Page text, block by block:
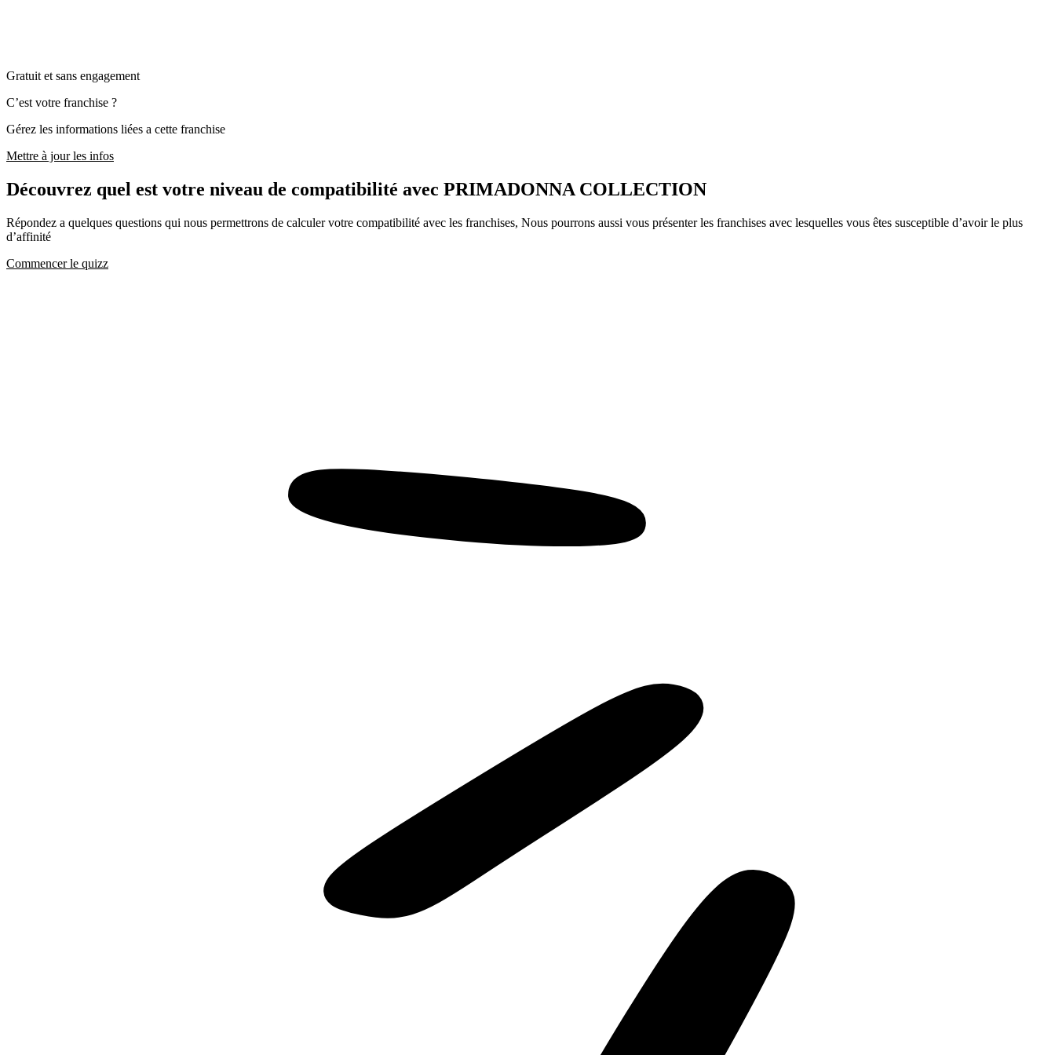
Gratuit et sans engagement
C’est votre franchise ?
Gérez les informations liées a cette franchise
Mettre à jour les infos
Découvrez quel est votre niveau de compatibilité avec PRIMADONNA COLLECTION
Répondez a quelques questions qui nous permettrons de calculer votre compatibilité avec les franchises, Nous pourrons aussi vous présenter les franchises avec lesquelles vous êtes susceptible d’avoir le plus
d’affinité
Commencer le quizz